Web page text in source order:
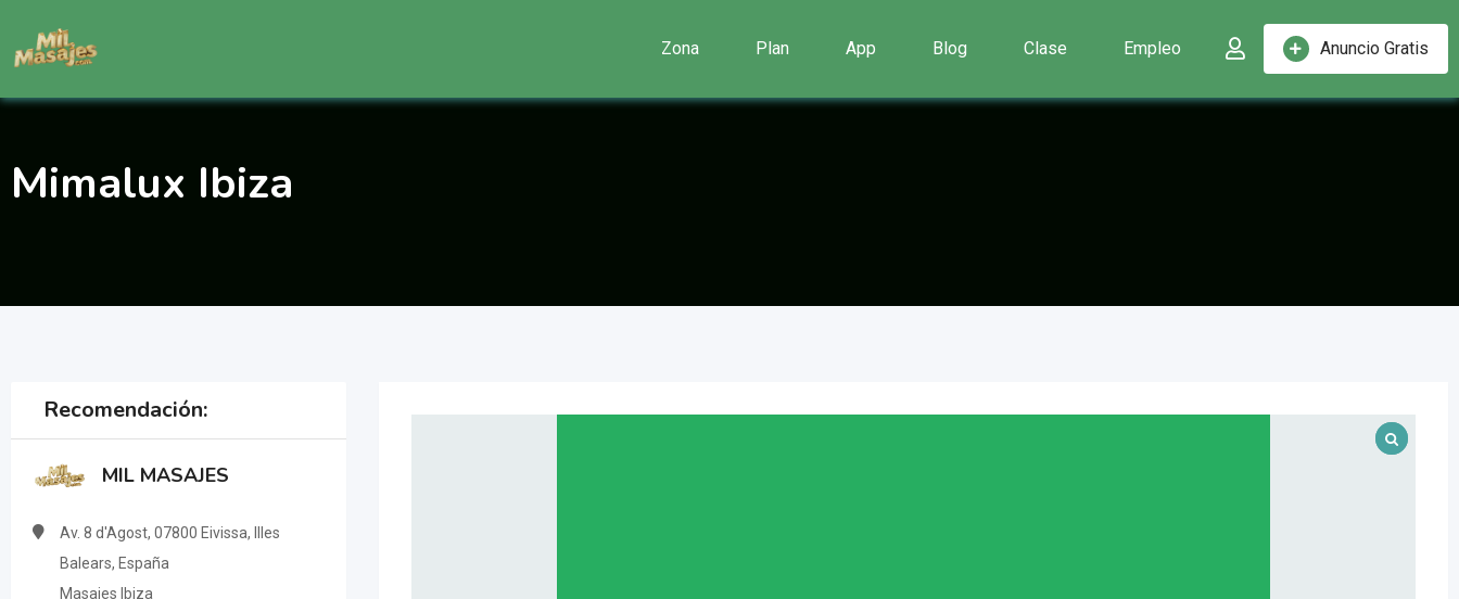
contenido
Anuncio Gratis
Zona Plan App Blog Clase Empleo
Mimalux Ibiza
Recomendación:
MIL MASAJES
Av. 8 d'Agost, 07800 Eivissa, Illes
Balears, España
Masajes Ibiza